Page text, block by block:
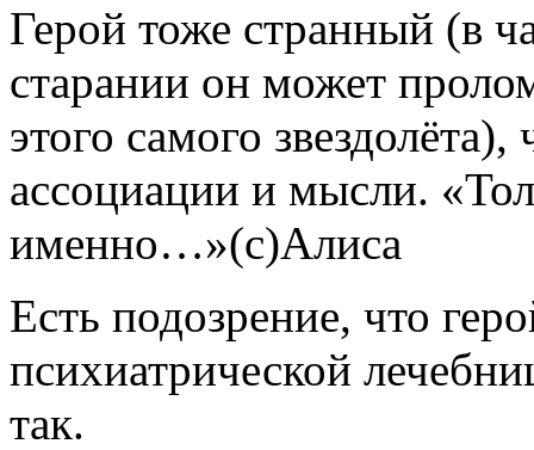
Герой тоже странный (в
старании он может
этого самого
ассоциации и мысли.
именно…»(с)Алиса
Есть подозрение, что
психиатрической
так.